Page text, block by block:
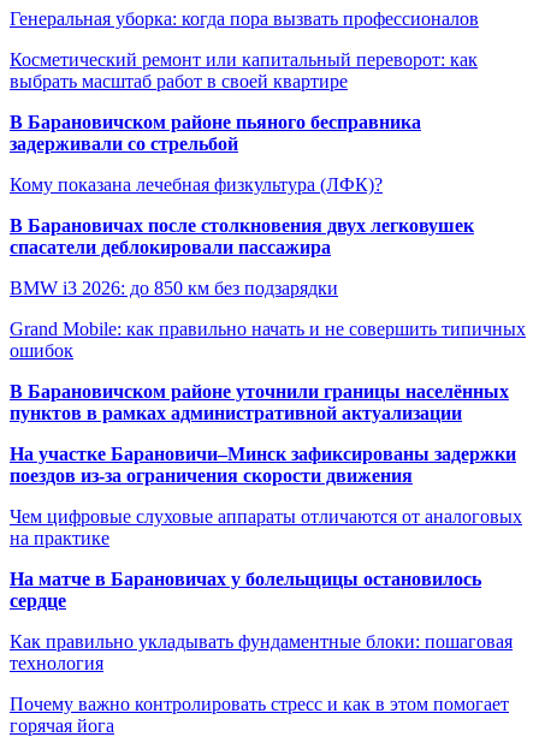
Генеральная уборка: когда пора вызвать профессионалов
Косметический ремонт или капитальный переворот: как
выбрать масштаб работ в своей квартире
В Барановичском районе пьяного бесправника
задерживали со стрельбой
Кому показана лечебная физкультура (ЛФК)?
В Барановичах после столкновения двух легковушек
спасатели деблокировали пассажира
BMW i3 2026: до 850 км без подзарядки
Grand Mobile: как правильно начать и не совершить типичных
ошибок
В Барановичском районе уточнили границы населённых
пунктов в рамках административной актуализации
На участке Барановичи–Минск зафиксированы задержки
поездов из-за ограничения скорости движения
Чем цифровые слуховые аппараты отличаются от аналоговых
на практике
На матче в Барановичах у болельщицы остановилось
сердце
Как правильно укладывать фундаментные блоки: пошаговая
технология
Почему важно контролировать стресс и как в этом помогает
горячая йога